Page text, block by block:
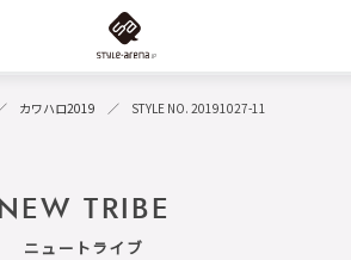
カワハロ2019 STYLE NO. 20191027-11
NEW TRIBE
ニュートライブ